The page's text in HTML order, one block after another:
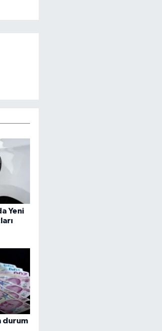
Yeni
durum